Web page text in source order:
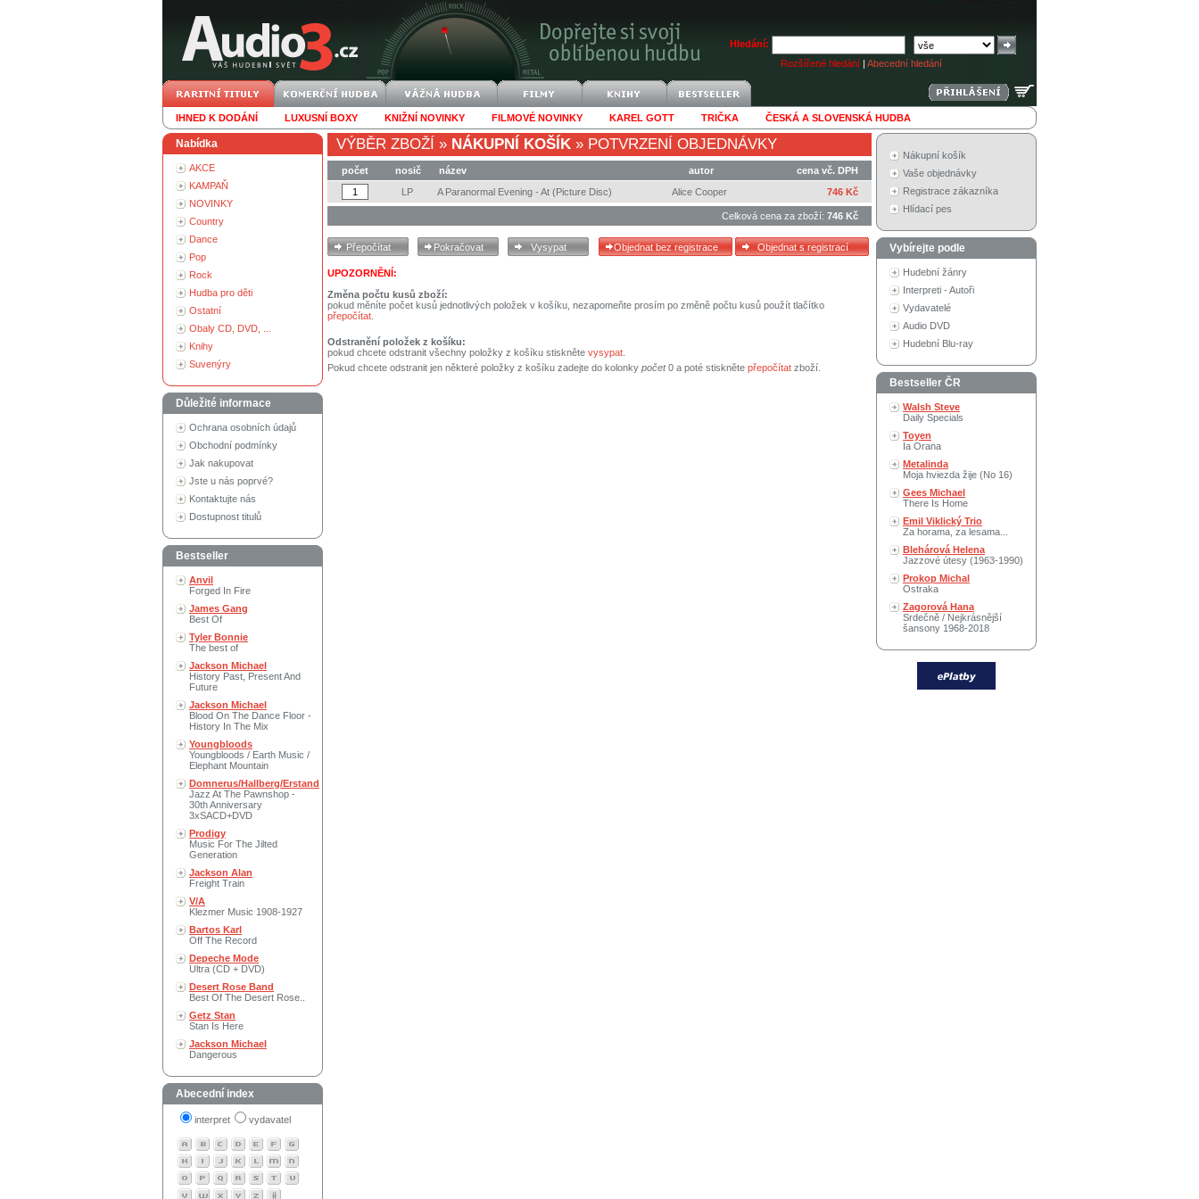
Hledání:
Rozšířené hledání | Abecední hledání
IHNED K DODÁNÍ LUXUSNÍ BOXY KNIŽNÍ NOVINKY FILMOVÉ NOVINKY KAREL GOTT TRIČKA ČESKÁ A SLOVENSKÁ HUDBA
Nabídka
AKCE
KAMPAŇ
NOVINKY
Country
Dance
Pop
Rock
Hudba pro děti
Ostatní
Obaly CD, DVD, ...
Knihy
Suvenýry
Důležité informace
Ochrana osobních údajů
Obchodní podmínky
Jak nakupovat
Jste u nás poprvé?
Kontaktujte nás
Dostupnost titulů
Bestseller
Anvil
Forged In Fire
James Gang
Best Of
Tyler Bonnie
The best of
Jackson Michael
History Past, Present And
Future
Jackson Michael
Blood On The Dance Floor -
History In The Mix
Youngbloods
Youngbloods / Earth Music /
Elephant Mountain
Domnerus/Hallberg/Erstand
Jazz At The Pawnshop -
30th Anniversary
3xSACD+DVD
Prodigy
Music For The Jilted
Generation
Jackson Alan
Freight Train
V/A
Klezmer Music 1908-1927
Bartos Karl
Off The Record
Depeche Mode
Ultra (CD + DVD)
Desert Rose Band
Best Of The Desert Rose..
Getz Stan
Stan Is Here
Jackson Michael
Dangerous
Abecední index
interpret vydavatel
VÝBĚR ZBOŽÍ » NÁKUPNÍ KOŠÍK » POTVRZENÍ OBJEDNÁVKY
počet nosič název autor
cena vč. DPH
LP
A Paranormal Evening - At (Picture Disc) Alice Cooper 746 Kč
Celková cena za zboží: 746 Kč
UPOZORNĚNÍ:
Změna počtu kusů zboží:
pokud měníte počet kusů jednotlivých položek v košíku, nezapomeňte prosím po změně počtu kusů použít tlačítko
přepočítat
Odstranění položek z košíku:
pokud chcete odstranit všechny položky z košíku stiskněte vysypat
Pokud chcete odstranit jen některé položky z košíku zadejte do kolonky počet0 a poté stiskněte přepočítat zboží.
Nákupní košík
Vaše objednávky
Registrace zákazníka
Hlídací pes
Vybírejte podle
Hudební žánry
Interpreti - Autoři
Vydavatelé
Audio DVD
Hudební Blu-ray
Bestseller ČR
Walsh Steve
Daily Specials
Toyen
Ia Orana
Metalinda
Moja hviezda žije (No 16)
Gees Michael
There Is Home
Emil Viklický Trio
Za horama, za lesama...
Blehárová Helena
Jazzové útesy (1963-1990)
Prokop Michal
Ostraka
Zagorová Hana
Srdečně / Nejkrásnější
šansony 1968-2018